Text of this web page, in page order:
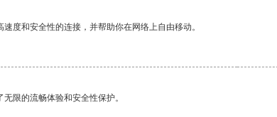
度和安全性的连接，并帮助你在网络上自由移动。
限的流畅体验和安全性保护。